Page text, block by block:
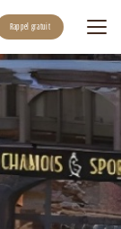
Rappel gratuit